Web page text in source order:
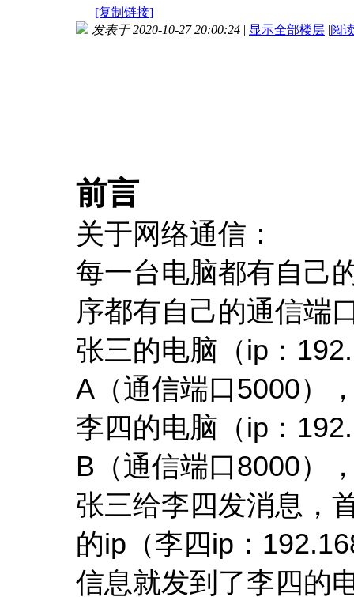
[复制链接]
发表于 2020-10-27 20:00:24 | 显示全部楼层 |阅
前言
关于网络通信：
每一台电脑都有自己
序都有自己的通信端
张三的电脑（ip：
A（通信端口5000）
李四的电脑（ip：
B（通信端口8000）
张三给李四发消息，
的ip（李四ip：
信息就发到了李四的